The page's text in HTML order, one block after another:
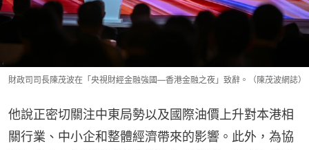
財政司司長陳茂波在「央視財經金融強國—香港金融之夜」致辭。（陳茂波網誌）
他說正密切關注中東局勢以及國際油價上升對本港相
關行業、中小企和整體經濟帶來的影響。此外，為協